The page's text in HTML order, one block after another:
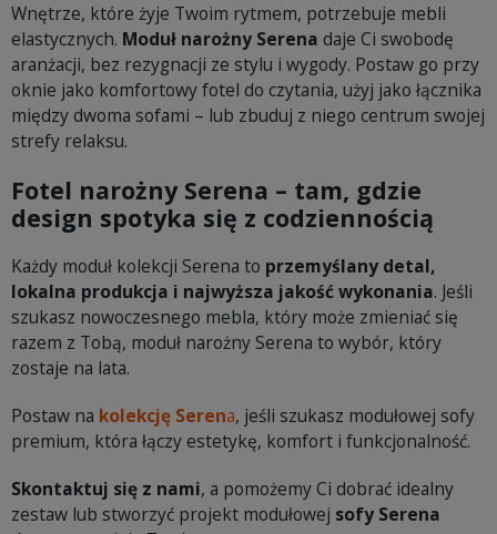
Wnętrze, które żyje Twoim rytmem, potrzebuje mebli
elastycznych. Moduł narożny Serena daje Ci swobodę
aranżacji, bez rezygnacji ze stylu i wygody. Postaw go przy
oknie jako komfortowy fotel do czytania, użyj jako łącznika
między dwoma sofami – lub zbuduj z niego centrum swojej
strefy relaksu.
Fotel narożny Serena – tam, gdzie
design spotyka się z codziennością
Każdy moduł kolekcji Serena to przemyślany detal,
lokalna produkcja i najwyższa jakość wykonania. Jeśli
szukasz nowoczesnego mebla, który może zmieniać się
razem z Tobą, moduł narożny Serena to wybór, który
zostaje na lata.
Postaw na kolekcję Serena, jeśli szukasz modułowej sofy
premium, która łączy estetykę, komfort i funkcjonalność.
Skontaktuj się z nami, a pomożemy Ci dobrać idealny
zestaw lub stworzyć projekt modułowej sofy Serena